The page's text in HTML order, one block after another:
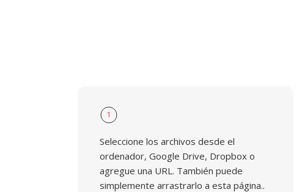
1
Seleccione los archivos desde el
ordenador, Google Drive, Dropbox o
agregue una URL. También puede
simplemente arrastrarlo a esta página..